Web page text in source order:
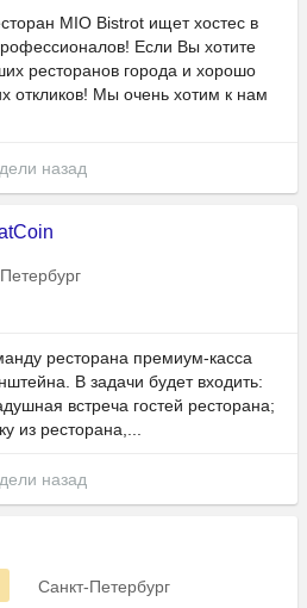
MIO Bistrot ищет хостес в
Если Вы хотите
ресторанов города и хорошо
откликов! Мы очень хотим к нам
назад
ресторана премиум-касса
В задачи будет входить:
встреча гостей ресторана;
из ресторана,...
назад
Санкт-Петербург